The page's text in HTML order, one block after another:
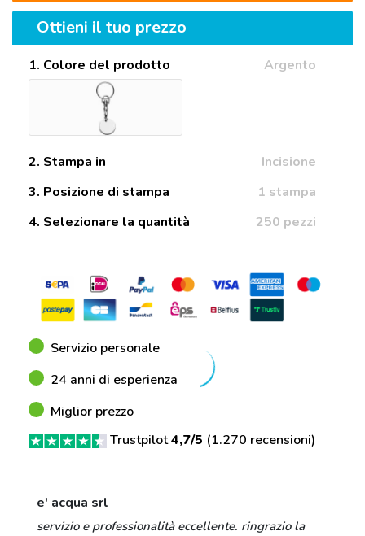
Ottieni il tuo prezzo
1. Colore del prodotto Argento
2. Stampa in
Incisione
3. Posizione di stampa
1 stampa
4. Selezionare la quantità
250 pezzi
Servizio personale
24 anni di esperienza
Miglior prezzo
Trustpilot4,7/5 (1.270 recensioni)
e' acqua srl
servizio e professionalità eccellente. ringrazio la